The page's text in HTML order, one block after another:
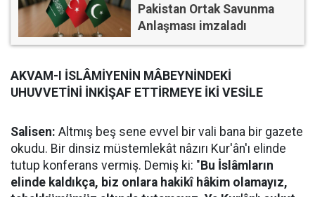
Pakistan Ortak Savunma
Anlaşması imzaladı
AKVAM-I İSLÂMİYENİN MÂBEYNİNDEKİ
UHUVVETİNİ İNKİŞAF ETTİRMEYE İKİ VESİLE
Salisen: Altmış beş sene evvel bir vali bana bir gazete
okudu. Bir dinsiz müstemlekât nâzırı Kur'ân'ı elinde
tutup konferans vermiş. Demiş ki: " Bu İslâmların
elinde kaldıkça, biz onlara hakikî hâkim olamayız,